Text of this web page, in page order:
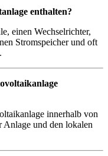
enthalten?
einen Wechselrichter,
Stromspeicher und oft
innerhalb von
Anlage und den lokalen